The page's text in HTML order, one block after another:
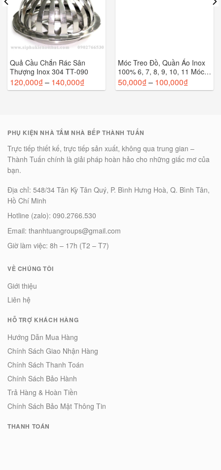
Quả Cầu Chắn Rác Sân
Thượng Inox 304 TT-090
120,000₫– 140,000₫
Móc Treo Đồ, Quần Áo Inox
100% 6, 7, 8, 9, 10, 11 Móc
TT-004
50,000₫– 100,000₫
PHỤ KIỆN NHÀ TẮM NHÀ BẾP THÀNH TUẤN
Trực tiếp thiết kế, trực tiếp sản xuất, không qua trung gian –
Thành Tuấn chính là giải pháp hoàn hảo cho những giấc mơ của
bạn.
Địa chỉ: 548/34 Tân Kỳ Tân Quý, P. Bình Hưng Hoà, Q. Bình Tân,
Hồ Chí Minh
Hotline (zalo): 090.2766.530
Email: thanhtuangroups@gmail.com
Giờ làm việc: 8h – 17h (T2 – T7)
VỀ CHÚNG TÔI
Giới thiệu
Liên hệ
HỖ TRỢ KHÁCH HÀNG
Hướng Dẫn Mua Hàng
Chính Sách Giao Nhận Hàng
Chính Sách Thanh Toán
Chính Sách Bảo Hành
Trả Hàng & Hoàn Tiền
Chính Sách Bảo Mật Thông Tin
THANH TOÁN